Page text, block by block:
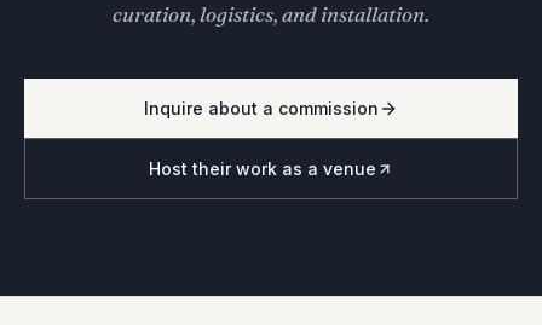
curation, logistics, and installation.
Inquire about a commission
Host their work as a venue